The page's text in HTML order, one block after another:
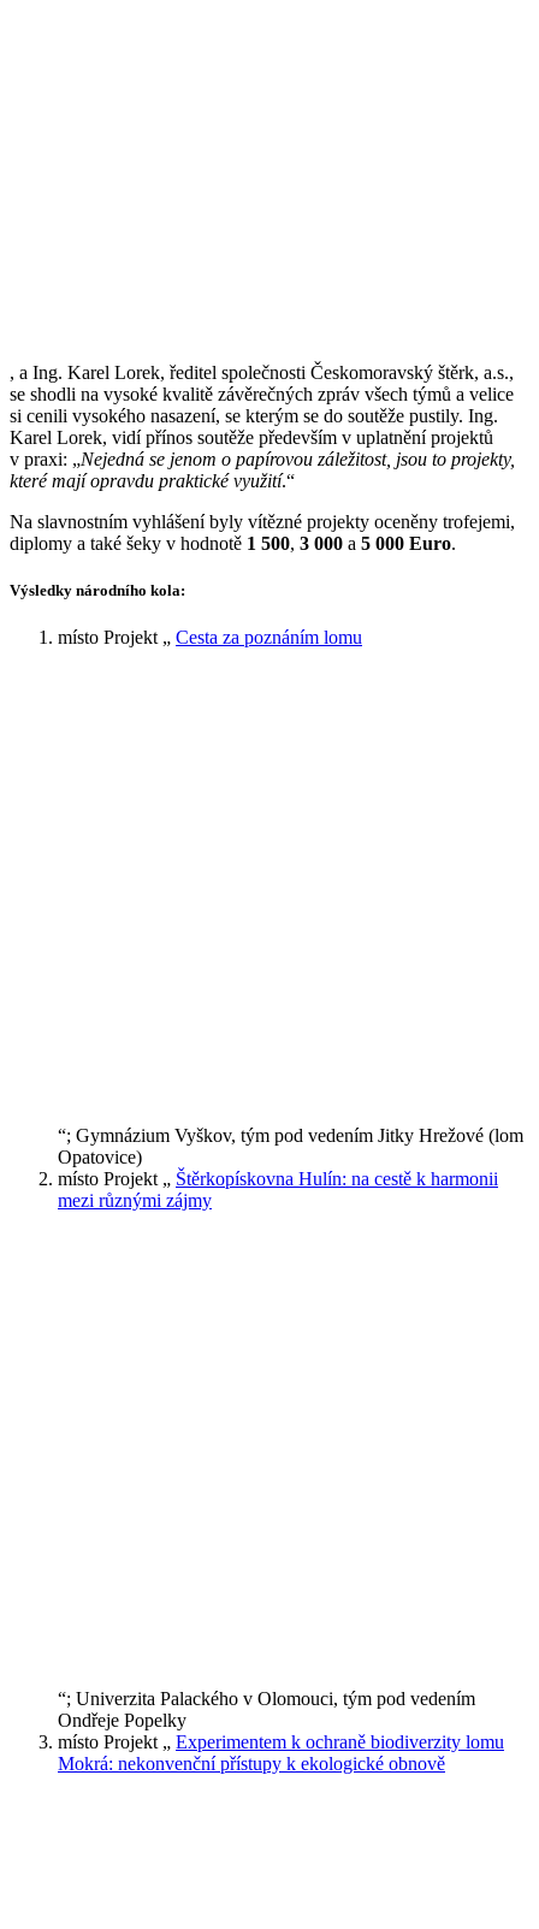
, a Ing. Karel Lorek, ředitel společnosti Českomoravský štěrk, a.s.,
se shodli na vysoké kvalitě závěrečných zpráv všech týmů a velice
si cenili vysokého nasazení, se kterým se do soutěže pustily. Ing.
Karel Lorek, vidí přínos soutěže především v uplatnění projektů
v praxi: „Nejedná se jenom o papírovou záležitost, jsou to projekty,
které mají opravdu praktické využití.“
Na slavnostním vyhlášení byly vítězné projekty oceněny trofejemi,
diplomy a také šeky v hodnotě 1 500, 3 000 a 5 000 Euro.
Výsledky národního kola:
místo Projekt „ Cesta za poznáním lomu
“; Gymnázium Vyškov, tým pod vedením Jitky Hrežové (lom
Opatovice)
místo Projekt „ Štěrkopískovna Hulín: na cestě k harmonii
mezi různými zájmy
“; Univerzita Palackého v Olomouci, tým pod vedením
Ondřeje Popelky
místo Projekt „ Experimentem k ochraně biodiverzity lomu
Mokrá: nekonvenční přístupy k ekologické obnově